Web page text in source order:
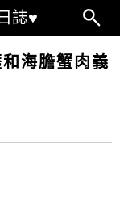
誌♥
海膽蟹肉義